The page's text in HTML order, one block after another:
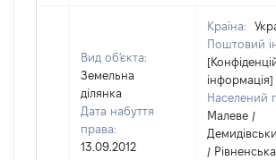
Вид об'єкта:
Земельна
ділянка
Дата набуття
права:
13.09.2012
Країна:
Поштовий
інформація]
Населений
Малеве /
/